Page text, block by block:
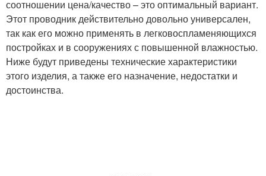
соотношении цена/качество – это оптимальный вариант.
Этот проводник действительно довольно универсален,
так как его можно применять в легковоспламеняющихся
постройках и в сооружениях с повышенной влажностью.
Ниже будут приведены технические характеристики
этого изделия, а также его назначение, недостатки и
достоинства.